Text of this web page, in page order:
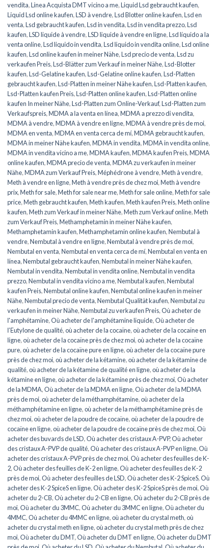
vendita,Linea Acquista DMT vicino a me,Liquid Lsd gebraucht kaufen,
Liquid Lsd online kaufen,LSD à vendre,Lsd Blotter online kaufen,Lsd en
venta,Lsd gebraucht kaufen,Lsd in vendita,Lsd in vendita prezzo,Lsd
kaufen,LSD liquide à vendre,LSD liquide à vendre en ligne,Lsd líquido a la
venta online,Lsd liquido in vendita,Lsd liquido in vendita online,Lsd online
kaufen,Lsd online kaufen in meiner Nähe,Lsd precio de venta,Lsd zu
verkaufen Preis,Lsd-Blätter zum Verkauf in meiner Nähe,Lsd-Blotter
kaufen,Lsd-Gelatine kaufen,Lsd-Gelatine online kaufen,Lsd-Platten
gebraucht kaufen,Lsd-Platten in meiner Nähe kaufen,Lsd-Platten kaufen,
Lsd-Platten kaufen Preis,Lsd-Platten online kaufen,Lsd-Platten online
kaufen In meiner Nähe,Lsd-Platten zum Online-Verkauf,Lsd-Platten zum
Verkaufspreis,MDMA a la venta en línea,MDMA a prezzo di vendita,
MDMA à vendre,MDMA à vendre en ligne,MDMA à vendre près de moi,
MDMA en venta,MDMA en venta cerca de mí,MDMA gebraucht kaufen,
MDMA in meiner Nähe kaufen,MDMA in vendita,MDMA in vendita online,
MDMA in vendita vicino a me,MDMA kaufen,MDMA kaufen Preis,MDMA
online kaufen,MDMA precio de venta,MDMA zu verkaufen in meiner
Nähe,MDMA zum Verkauf Preis,Méphédrone à vendre,Meth à vendre,
Meth à vendre en ligne,Meth à vendre près de chez moi,Meth à vendre
prix,Meth for sale,Meth for sale near me,Meth for sale online,Meth for sale
price,Meth gebraucht kaufen,Meth kaufen,Meth kaufen Preis,Meth online
kaufen,Meth zum Verkauf in meiner Nähe,Meth zum Verkauf online,Meth
zum Verkauf Preis,Methamphetamin in meiner Nähe kaufen,
Methamphetamin kaufen,Methamphetamin online kaufen,Nembutal à
vendre,Nembutal à vendre en ligne,Nembutal à vendre près de moi,
Nembutal en venta,Nembutal en venta cerca de mí,Nembutal en venta en
línea,Nembutal gebraucht kaufen,Nembutal in meiner Nähe kaufen,
Nembutal in vendita,Nembutal in vendita online,Nembutal in vendita
prezzo,Nembutal in vendita vicino a me,Nembutal kaufen,Nembutal
kaufen Preis,Nembutal online kaufen,Nembutal online kaufen in meiner
Nähe,Nembutal precio de venta,Nembutal Qualität kaufen,Nembutal zu
verkaufen in meiner Nähe,Nembutal zu verkaufen Preis,Où acheter de
l'amphétamine,Où acheter de l'amphétamine liquide,Où acheter de
l’Eutylone de qualité,où acheter de la cocaïne,où acheter de la cocaïne en
ligne,où acheter de la cocaïne près de chez moi,où acheter de la cocaïne
pure,où acheter de la cocaïne pure en ligne,où acheter de la cocaïne pure
près de chez moi,où acheter de la kétamine,où acheter de la kétamine de
qualité,où acheter de la kétamine de qualité en ligne,où acheter de la
kétamine en ligne,où acheter de la kétamine près de chez moi,Où acheter
de la MDMA,Où acheter de la MDMA en ligne,Où acheter de la MDMA
près de moi,où acheter de la méthamphétamine,où acheter de la
méthamphétamine en ligne,où acheter de la méthamphétamine près de
chez moi,où acheter de la poudre de cocaïne,où acheter de la poudre de
cocaïne en ligne,où acheter de la poudre de cocaïne près de chez moi,Où
acheter des buvards de LSD,Où acheter des cristaux A-PVP,Où acheter
des cristaux A-PVP de qualité,Où acheter des cristaux A-PVP en ligne,Où
acheter des cristaux A-PVP près de chez moi,Où acheter des feuilles de K-
2,Où acheter des feuilles de K-2 en ligne,Où acheter des feuilles de K-2
près de moi,Où acheter des feuilles de LSD,Où acheter des K-2 SpiceS,Où
acheter des K-2 SpiceS en ligne,Où acheter des K-2 SpiceS près de moi,Où
acheter du 2-CB,Où acheter du 2-CB en ligne,Où acheter du 2-CB près de
moi,Où acheter du 3MMC,Où acheter du 3MMC en ligne,Où acheter du
4MMC,Où acheter du 4MMC en ligne,où acheter du crystal meth,où
acheter du crystal meth en ligne,où acheter du crystal meth près de chez
moi,Où acheter du DMT,Où acheter du DMT en ligne,Où acheter du DMT